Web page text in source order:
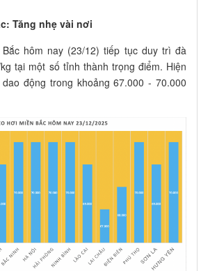
Tăng nhẹ vài nơi
hôm nay (23/12) tiếp tục duy trì đà
tại một số tỉnh thành trọng điểm. Hiện
động trong khoảng 67.000 - 70.000